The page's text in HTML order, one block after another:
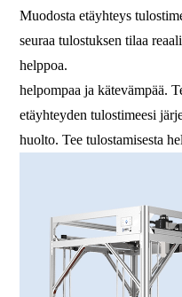
Muodosta etäyhteys
seuraa tulostuksen tilaa
helppoa.
helpompaa ja kätevämpää.
etäyhteyden tulostimeesi
huolto. Tee tulostamisesta